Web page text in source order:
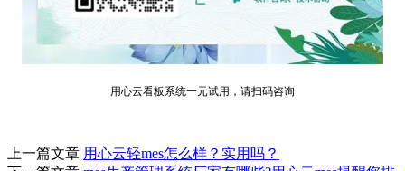
用心云看板系统一元试用，请扫码咨询
上一篇文章 用心云轻mes怎么样？实用吗？